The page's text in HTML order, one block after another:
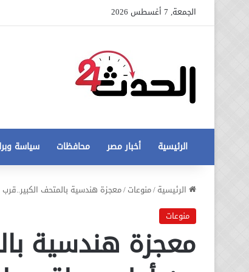
الجمعة, 7 أغسطس 2026
الرئيسية أخبار مصر محافظات سياسة
الرئيسية/منوعات/معجزة هندسية بالمتحف
منوعات
معجزة هندسية
عاجل
أزمة
مخالفات
عاجل تطورات جديدة